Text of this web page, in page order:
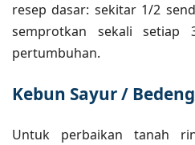
resep dasar: sekitar 1/2
semprotkan sekali setiap
pertumbuhan.
Kebun Sayur /
Untuk perbaikan tanah